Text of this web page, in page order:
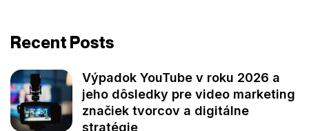
Recent Posts
Výpadok YouTube v roku 2026 a
jeho dôsledky pre video marketing
značiek tvorcov a digitálne
stratégie